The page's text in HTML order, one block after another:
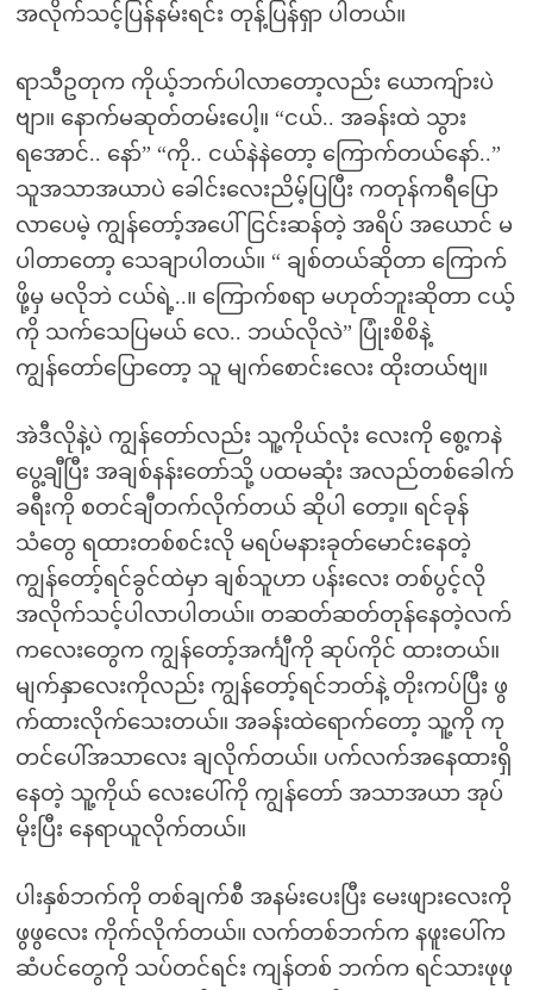
အလိုက်သင့်ပြန်နမ်းရင်း တုန့်ပြန်ရှာ ပါတယ်။
ရာသီဥတုက ကိုယ့်ဘက်ပါလာတော့လည်း ယောကျ်ားပဲ
ဗျာ။ နောက်မဆုတ်တမ်းပေါ့။ “ငယ်.. အခန်းထဲ သွား
ရအောင်.. နော်” “ကို.. ငယ်နဲနဲတော့ ကြောက်တယ်နော်..”
သူအသာအယာပဲ ခေါင်းလေးညိမ့်ပြပြီး ကတုန်ကရီပြော
လာပေမဲ့ ကျွန်တော့်အပေါ် ငြင်းဆန်တဲ့ အရိပ် အယောင် မ
ပါတာတော့ သေချာပါတယ်။ “ ချစ်တယ်ဆိုတာ ကြောက်
ဖို့မှ မလိုဘဲ ငယ်ရဲ့..။ ကြောက်စရာ မဟုတ်ဘူးဆိုတာ ငယ့်
ကို သက်သေပြမယ် လေ.. ဘယ်လိုလဲ” ပြုံးစိစိနဲ့
ကျွန်တော်ပြောတော့ သူ မျက်စောင်းလေး ထိုးတယ်ဗျ။
အဲဒီလိုနဲ့ပဲ ကျွန်တော်လည်း သူ့ကိုယ်လုံး လေးကို စွေ့ကနဲ
ပွေ့ချီပြီး အချစ်နန်းတော်သို့ ပထမဆုံး အလည်တစ်ခေါက်
ခရီးကို စတင်ချီတက်လိုက်တယ် ဆိုပါ တော့။ ရင်ခုန်
သံတွေ ရထားတစ်စင်းလို မရပ်မနားခုတ်မောင်းနေတဲ့
ကျွန်တော့်ရင်ခွင်ထဲမှာ ချစ်သူဟာ ပန်းလေး တစ်ပွင့်လို
အလိုက်သင့်ပါလာပါတယ်။ တဆတ်ဆတ်တုန်နေတဲ့လက်
ကလေးတွေက ကျွန်တော့်အင်္ကျီကို ဆုပ်ကိုင် ထားတယ်။
မျက်နှာလေးကိုလည်း ကျွန်တော့်ရင်ဘတ်နဲ့ တိုးကပ်ပြီး ဖွ
က်ထားလိုက်သေးတယ်။ အခန်းထဲရောက်တော့ သူ့ကို ကု
တင်ပေါ်အသာလေး ချလိုက်တယ်။ ပက်လက်အနေထားရှိ
နေတဲ့ သူ့ကိုယ် လေးပေါ်ကို ကျွန်တော် အသာအယာ အုပ်
မိုးပြီး နေရာယူလိုက်တယ်။
ပါးနှစ်ဘက်ကို တစ်ချက်စီ အနမ်းပေးပြီး မေးဖျားလေးကို
ဖွဖွလေး ကိုက်လိုက်တယ်။ လက်တစ်ဘက်က နဖူးပေါ်က
ဆံပင်တွေကို သပ်တင်ရင်း ကျန်တစ် ဘက်က ရင်သားဖုဖု